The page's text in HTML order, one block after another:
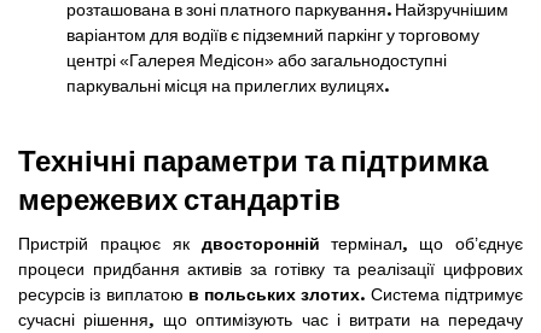
розташована в зоні платного паркування. Найзручнішим
варіантом для водіїв є підземний паркінг у торговому
центрі «Галерея Медісон» або загальнодоступні
паркувальні місця на прилеглих вулицях.
Технічні параметри та підтримка
мережевих стандартів
Пристрій працює як двосторонній термінал, що об’єднує
процеси придбання активів за готівку та реалізації цифрових
ресурсів із виплатою в польських злотих. Система підтримує
сучасні рішення, що оптимізують час і витрати на передачу